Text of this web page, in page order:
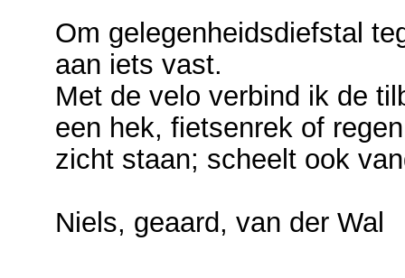
Om gelegenheidsdiefstal
aan iets vast.
Met de velo verbind ik de
een hek, fietsenrek of
zicht staan; scheelt ook
Niels, geaard, van der Wal